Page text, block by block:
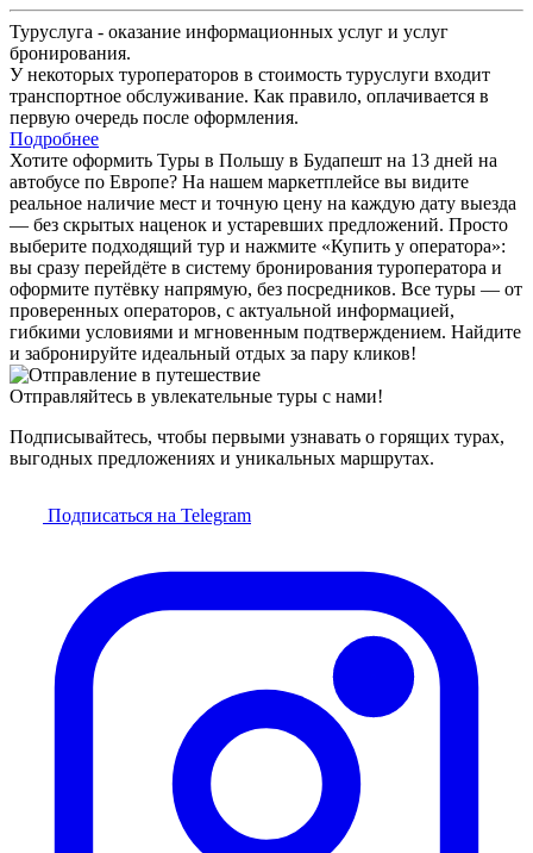
Туруслуга - оказание информационных услуг и услуг
бронирования.
У некоторых туроператоров в стоимость туруслуги входит
транспортное обслуживание. Как правило, оплачивается в
первую очередь после оформления.
Подробнее
Хотите оформить Туры в Польшу в Будапешт на 13 дней на
автобусе по Европе? На нашем маркетплейсе вы видите
реальное наличие мест и точную цену на каждую дату выезда
— без скрытых наценок и устаревших предложений. Просто
выберите подходящий тур и нажмите «Купить у оператора»:
вы сразу перейдёте в систему бронирования туроператора и
оформите путёвку напрямую, без посредников. Все туры — от
проверенных операторов, с актуальной информацией,
гибкими условиями и мгновенным подтверждением. Найдите
и забронируйте идеальный отдых за пару кликов!
Отправляйтесь в увлекательные туры с нами!
Подписывайтесь, чтобы первыми узнавать о горящих турах,
выгодных предложениях и уникальных маршрутах.
Подписаться на Telegram